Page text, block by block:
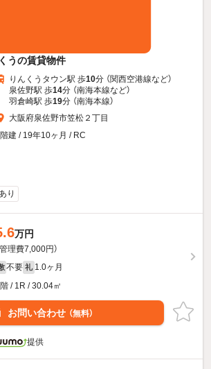
うの賃貸物件
りんくうタウン駅 歩10分 （関西空港線など）
泉佐野駅 歩14分 （南海本線など）
羽倉崎駅 歩19分 （南海本線）
大阪府泉佐野市笠松２丁目
建 / 19年10ヶ月 / RC
り
万円
管理費7,000円）
不要 礼 1.0ヶ月
/ 1R / 30.04㎡
お問い合わせ （無料）
提供